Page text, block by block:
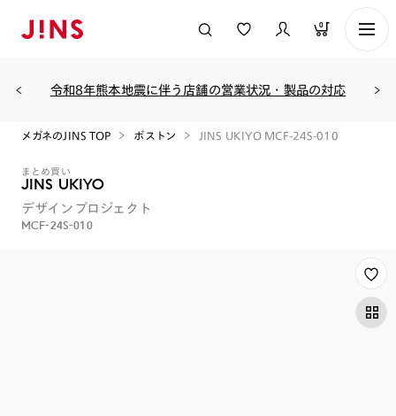
0
令和8年熊本地震に伴う店舗の営業状況・製品の対応
メガネのJINS TOP ボストン JINS UKIYO MCF-24S-010
まとめ買い
JINS UKIYO
デザインプロジェクト
MCF-24S-010